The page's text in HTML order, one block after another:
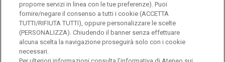
PI 02133120150
ENGLISH
proporre servizi in linea con le tue preferenze). Puoi
fornire/negare il consenso a tutti i cookie (ACCETTA
TUTTI/RIFIUTA TUTTI), oppure personalizzare le scelte
(PERSONALIZZA). Chiudendo il banner senza effettuare
alcuna scelta la navigazione proseguirà solo con i cookie
necessari.